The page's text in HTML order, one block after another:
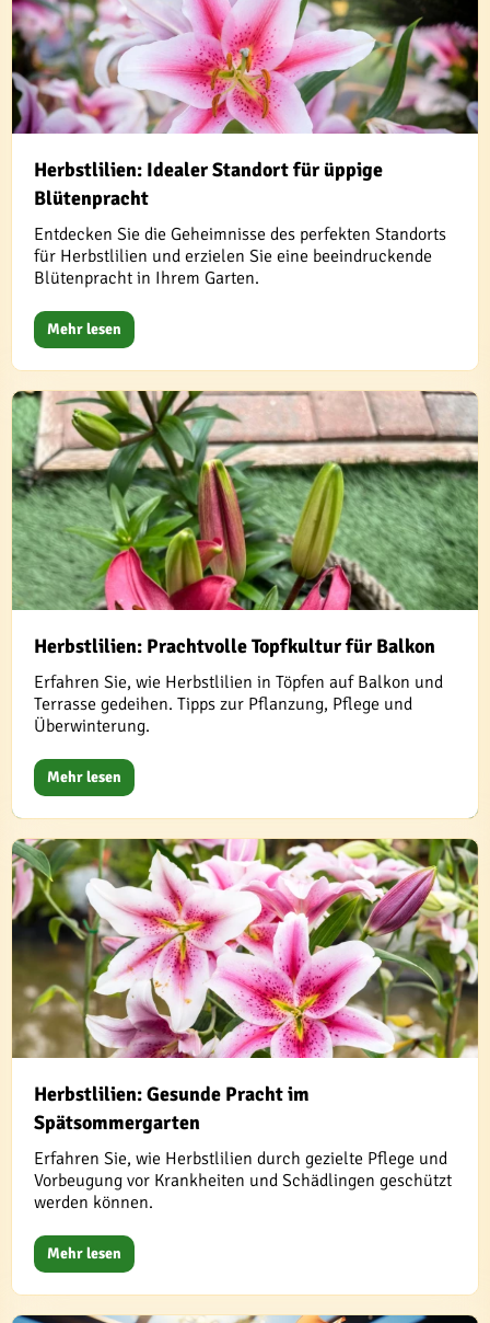
Herbstlilien: Idealer Standort für üppige
Blütenpracht
Entdecken Sie die Geheimnisse des perfekten Standorts
für Herbstlilien und erzielen Sie eine beeindruckende
Blütenpracht in Ihrem Garten.
Mehr lesen
Herbstlilien: Prachtvolle Topfkultur für Balkon
Erfahren Sie, wie Herbstlilien in Töpfen auf Balkon und
Terrasse gedeihen. Tipps zur Pflanzung, Pflege und
Überwinterung.
Mehr lesen
Herbstlilien: Gesunde Pracht im
Spätsommergarten
Erfahren Sie, wie Herbstlilien durch gezielte Pflege und
Vorbeugung vor Krankheiten und Schädlingen geschützt
werden können.
Mehr lesen